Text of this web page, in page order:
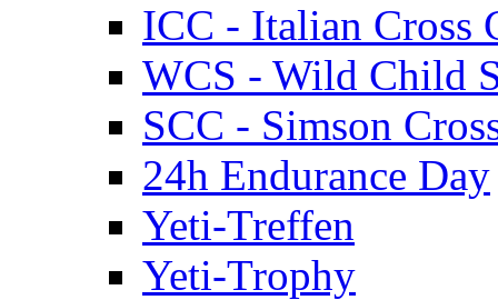
ICC - Italian Cross
WCS - Wild Child
SCC - Simson
24h Endurance Day
Yeti-Treffen
Yeti-Trophy